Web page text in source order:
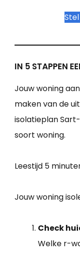
IN 5 STAPPEN
Jouw woning
maken van de
isolatieplan
soort woning.
Leestijd 5
Jouw woning
Check
Welke r-